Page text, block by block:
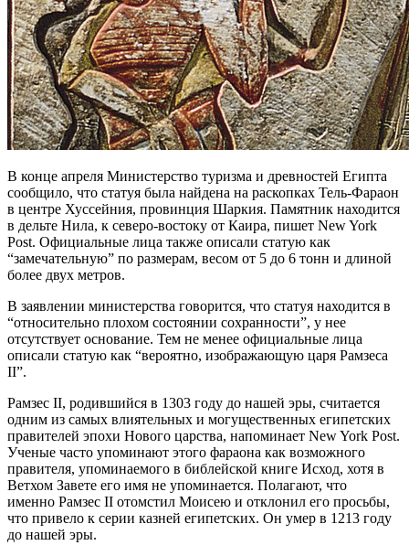
В конце апреля Министерство туризма и древностей Египта
сообщило, что статуя была найдена на раскопках Тель-Фараон
в центре Хуссейния, провинция Шаркия. Памятник находится
в дельте Нила, к северо-востоку от Каира, пишет New York
Post. Официальные лица также описали статую как
“замечательную” по размерам, весом от 5 до 6 тонн и длиной
более двух метров.
В заявлении министерства говорится, что статуя находится в
“относительно плохом состоянии сохранности”, у нее
отсутствует основание. Тем не менее официальные лица
описали статую как “вероятно, изображающую царя Рамзеса
II”.
Рамзес II, родившийся в 1303 году до нашей эры, считается
одним из самых влиятельных и могущественных египетских
правителей эпохи Нового царства, напоминает New York Post.
Ученые часто упоминают этого фараона как возможного
правителя, упоминаемого в библейской книге Исход, хотя в
Ветхом Завете его имя не упоминается. Полагают, что
именно Рамзес II отомстил Моисею и отклонил его просьбы,
что привело к серии казней египетских. Он умер в 1213 году
до нашей эры.